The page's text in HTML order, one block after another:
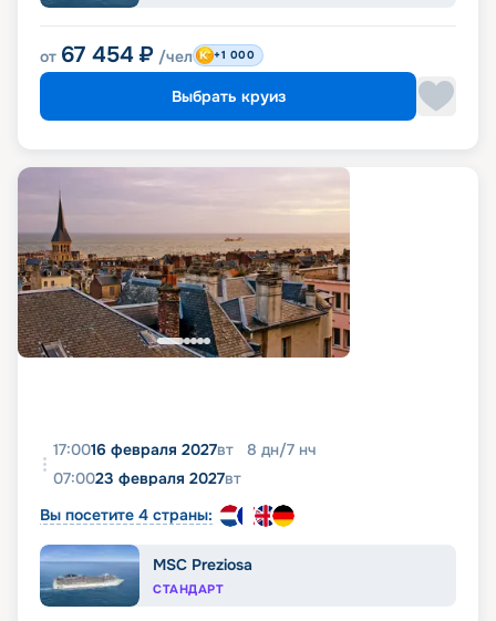
от 67 454 ₽ /чел +1 000
Выбрать круиз
17:0016 февраля 2027вт 8 дн/7 нч
07:0023 февраля 2027вт
Вы посетите 4 страны:
MSC Preziosa
СТАНДАРТ